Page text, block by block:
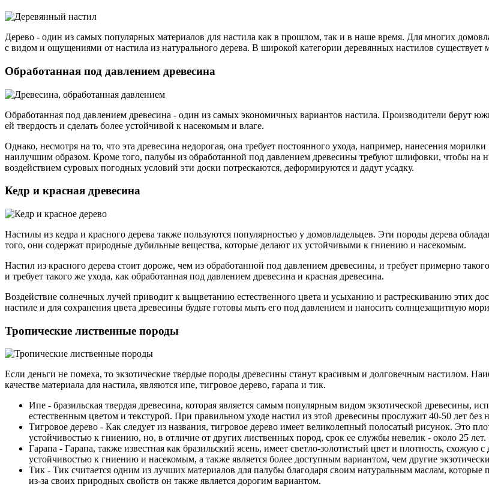
Дерево - один из самых популярных материалов для настила как в прошлом, так и в наше время. Для многих
с видом и ощущениями от настила из натурального дерева. В широкой категории деревянных настилов существует
Обработанная под давлением древесина
Обработанная под давлением древесина - один из самых экономичных вариантов настила. Производители берут
ей твердость и сделать более устойчивой к насекомым и влаге.
Однако, несмотря на то, что эта древесина недорогая, она требует постоянного ухода, например, нанесения
наилучшим образом. Кроме того, палубы из обработанной под давлением древесины требуют шлифовки, чтобы на
воздействием суровых погодных условий эти доски потрескаются, деформируются и дадут усадку.
Кедр и красная древесина
Настилы из кедра и красного дерева также пользуются популярностью у домовладельцев. Эти породы дерева
того, они содержат природные дубильные вещества, которые делают их устойчивыми к гниению и насекомым.
Настил из красного дерева стоит дороже, чем из обработанной под давлением древесины, и требует примерно
и требует такого же ухода, как обработанная под давлением древесина и красная древесина.
Воздействие солнечных лучей приводит к выцветанию естественного цвета и усыханию и растрескиванию этих
настиле и для сохранения цвета древесины будьте готовы мыть его под давлением и наносить солнцезащитную
Тропические лиственные породы
Если деньги не помеха, то экзотические твердые породы древесины станут красивым и долговечным настилом.
качестве материала для настила, являются ипе, тигровое дерево, гарапа и тик.
Ипе - бразильская твердая древесина, которая является самым популярным видом экзотической древесины,
естественным цветом и текстурой. При правильном уходе настил из этой древесины прослужит 40-50 лет без
Тигровое дерево - Как следует из названия, тигровое дерево имеет великолепный полосатый рисунок. Это
устойчивостью к гниению, но, в отличие от других лиственных пород, срок ее службы невелик - около 25 лет.
Гарапа - Гарапа, также известная как бразильский ясень, имеет светло-золотистый цвет и плотность,
устойчивостью к гниению и насекомым, а также является более доступным вариантом, чем другие
Тик - Тик считается одним из лучших материалов для палубы благодаря своим натуральным маслам,
из-за своих природных свойств он также является дорогим вариантом.